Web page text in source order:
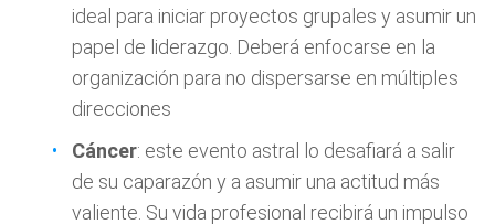
ideal para iniciar proyectos grupales y asumir un
papel de liderazgo. Deberá enfocarse en la
organización para no dispersarse en múltiples
direcciones
Cáncer: este evento astral lo desafiará a salir
de su caparazón y a asumir una actitud más
valiente. Su vida profesional recibirá un impulso